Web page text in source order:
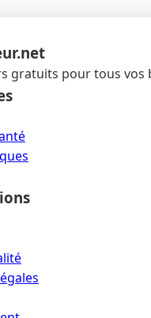
gratuits pour tous vos